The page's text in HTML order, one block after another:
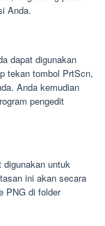
Anda.
dapat digunakan
tekan tombol PrtScn,
Anda kemudian
pengedit
digunakan untuk
ini akan secara
PNG di folder